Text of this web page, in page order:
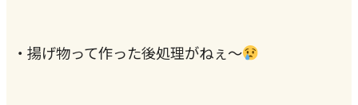
・揚げ物って作った後処理がねぇ～